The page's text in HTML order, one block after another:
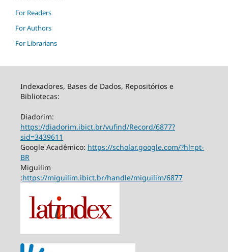
For Readers
For Authors
For Librarians
Indexadores, Bases de Dados, Repositórios e
Bibliotecas:
Diadorim:
https://diadorim.ibict.br/vufind/Record/6877?
sid=3439611
Google Acadêmico: https://scholar.google.com/?hl=pt-
BR
Miguilim
:https://miguilim.ibict.br/handle/miguilim/6877